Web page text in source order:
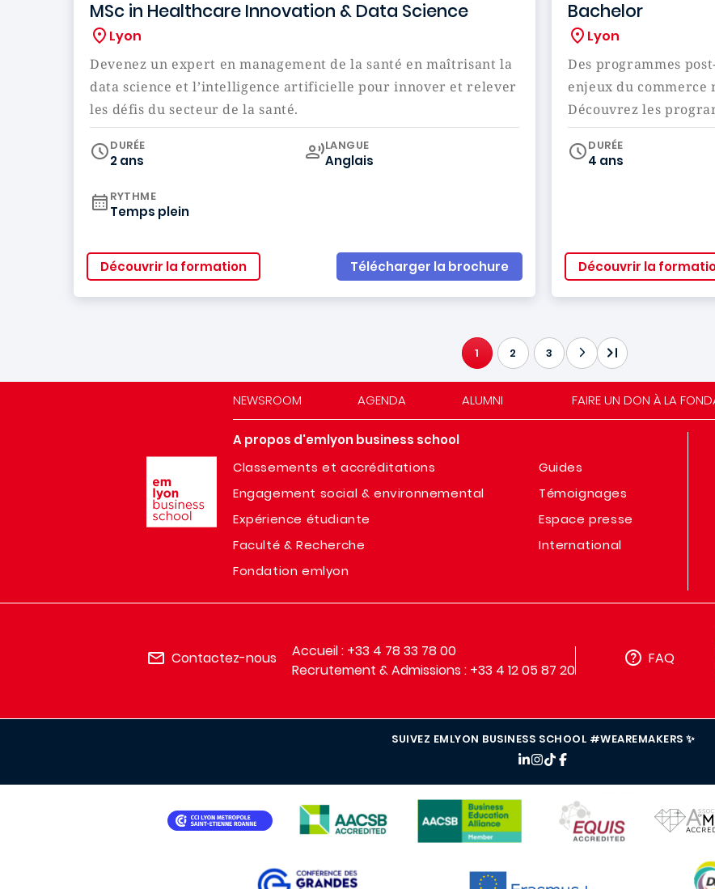
MSc in Healthcare Innovation & Data Science
Lyon
Devenez un expert en management de la santé en maîtrisant la
data science et l’intelligence artificielle pour innover et relever
les défis du secteur de la santé.
DURÉE
2 ans
Curriculum
LANGUE
Anglais
RYTHME
Temps plein
Découvrir la formation Télécharger la brochure
Bachelor
Lyon
Des programmes
enjeux du commerce
Découvrez les
DURÉE
4 ans
Découvrir la
PAGE COURANTE
1 2 3
NEWSROOM AGENDA ALUMNI FAIRE UN DON À LA
A propos d'emlyon business school
Classements et accréditations
Engagement social & environnemental
Expérience étudiante
Faculté & Recherche
Fondation emlyon
Guides
Témoignages
Espace presse
International
Contactez-nous
Accueil : +33 4 78 33 78 00
Recrutement & Admissions : +33 4 12 05 87 20
FAQ
SUIVEZ EMLYON BUSINESS SCHOOL #WEAREMAKERS ✨
IMAGE
IMAGE
IMAGE